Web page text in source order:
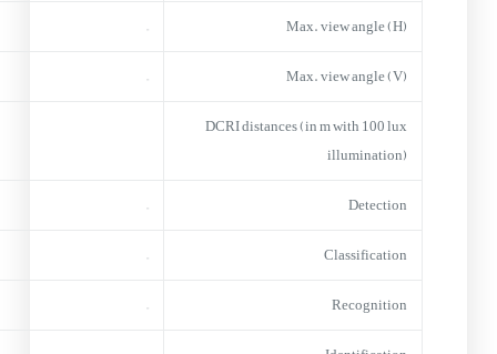
Max. view angle (H)
–
Max. view angle (V)
–
DCRI distances (in m with 100 lux
illumination)
Detection
–
Classification
–
Recognition
–